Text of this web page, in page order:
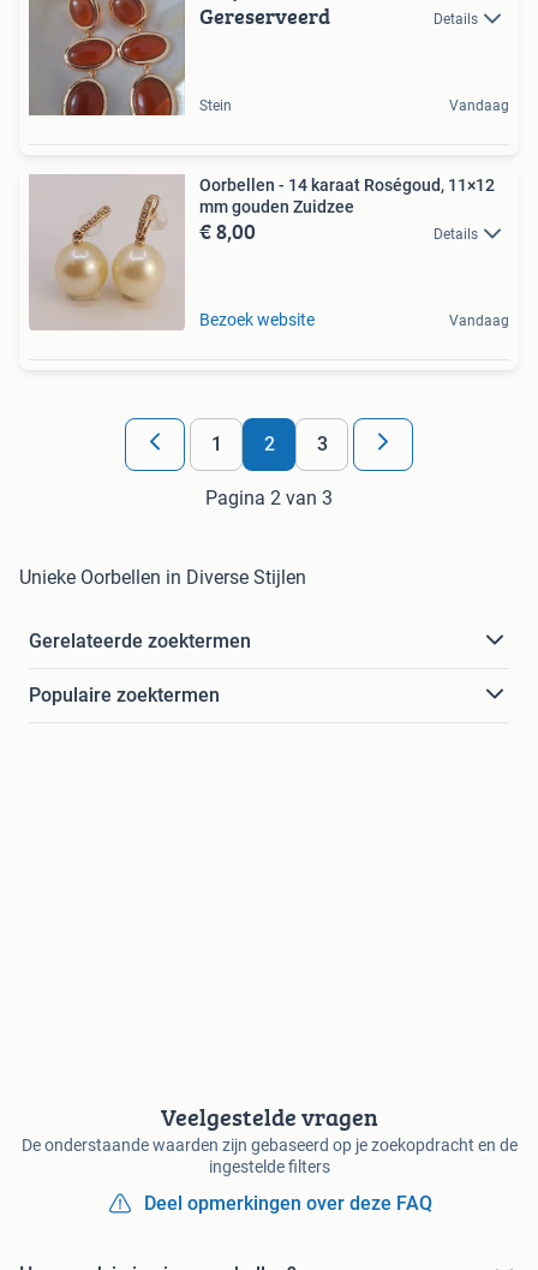
Gereserveerd Details
Stein Vandaag
Oorbellen - 14 karaat Roségoud, 11×12
mm gouden Zuidzee
€ 8,00 Details
Bezoek website Vandaag
1 2 3
Pagina 2 van 3
Unieke Oorbellen in Diverse Stijlen
Gerelateerde zoektermen
Populaire zoektermen
Veelgestelde vragen
De onderstaande waarden zijn gebaseerd op je zoekopdracht en de
ingestelde filters
Deel opmerkingen over deze FAQ